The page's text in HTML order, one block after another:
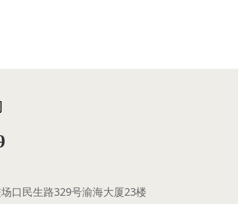
口民生路329号渝海大厦23楼